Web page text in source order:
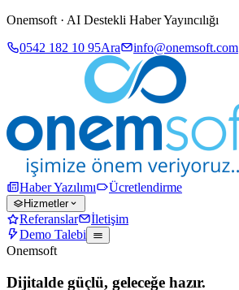
Onemsoft · AI Destekli Haber Yayıncılığı
0542 182 10 95Ara info@onemsoft.com
Haber Yazılımı Ücretlendirme
Hizmetler
Referanslar
İletişim
Demo Talebi
Onemsoft
Dijitalde güçlü, geleceğe hazır.